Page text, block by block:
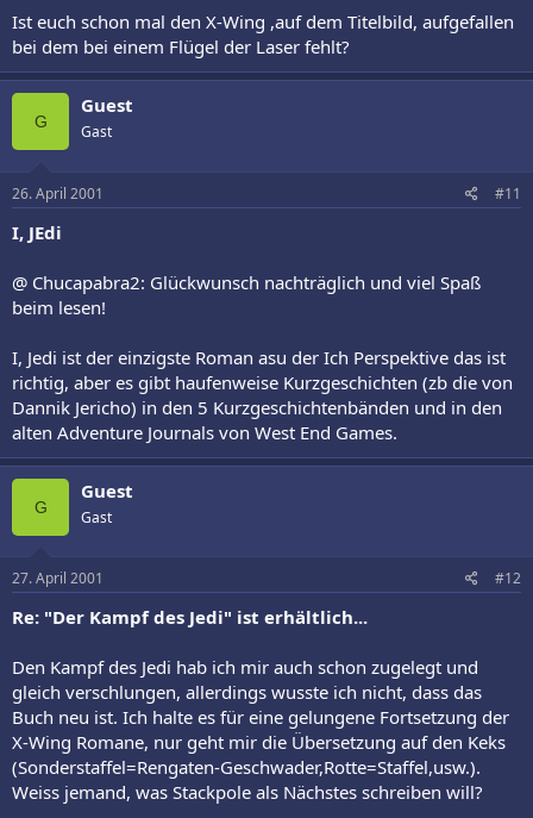
Ist euch schon mal den X-Wing ,auf dem Titelbild, aufgefallen
bei dem bei einem Flügel der Laser fehlt?
G
Guest
Gast
26. April 2001 #11
I, JEdi
@ Chucapabra2: Glückwunsch nachträglich und viel Spaß
beim lesen!
I, Jedi ist der einzigste Roman asu der Ich Perspektive das ist
richtig, aber es gibt haufenweise Kurzgeschichten (zb die von
Dannik Jericho) in den 5 Kurzgeschichtenbänden und in den
alten Adventure Journals von West End Games.
G
Guest
Gast
27. April 2001 #12
Re: "Der Kampf des Jedi" ist erhältlich...
Den Kampf des Jedi hab ich mir auch schon zugelegt und
gleich verschlungen, allerdings wusste ich nicht, dass das
Buch neu ist. Ich halte es für eine gelungene Fortsetzung der
X-Wing Romane, nur geht mir die Übersetzung auf den Keks
(Sonderstaffel=Rengaten-Geschwader,Rotte=Staffel,usw.).
Weiss jemand, was Stackpole als Nächstes schreiben will?